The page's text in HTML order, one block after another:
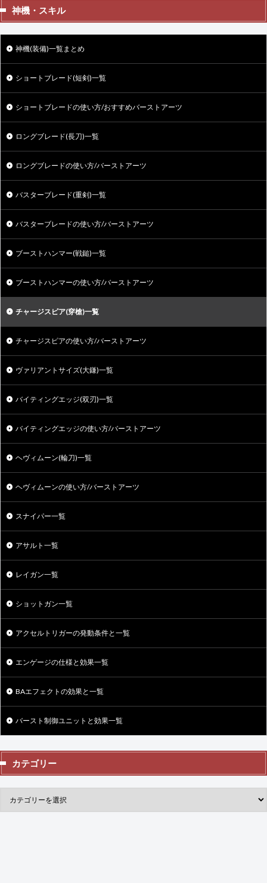
神機・スキル
神機(装備)一覧まとめ
ショートブレード(短剣)一覧
ショートブレードの使い方/おすすめバーストアーツ
ロングブレード(長刀)一覧
ロングブレードの使い方/バーストアーツ
バスターブレード(重剣)一覧
バスターブレードの使い方/バーストアーツ
ブーストハンマー(戦鎚)一覧
ブーストハンマーの使い方/バーストアーツ
チャージスピア(穿槍)一覧
チャージスピアの使い方/バーストアーツ
ヴァリアントサイズ(大鎌)一覧
バイティングエッジ(双刃)一覧
バイティングエッジの使い方/バーストアーツ
ヘヴィムーン(輪刀)一覧
ヘヴィムーンの使い方/バーストアーツ
スナイパー一覧
アサルト一覧
レイガン一覧
ショットガン一覧
アクセルトリガーの発動条件と一覧
エンゲージの仕様と効果一覧
BAエフェクトの効果と一覧
バースト制御ユニットと効果一覧
カテゴリー